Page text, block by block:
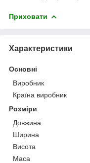
Приховати
Характеристики
Основні
Виробник
Країна виробник
Розміри
Довжина
Ширина
Висота
Маса